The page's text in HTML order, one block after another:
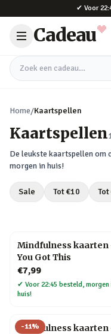
✔ Voor
Cadeau
Zoek een cadeau
Home/Kaartspellen
Kaartspellen
De leukste kaartspellenom
morgen in huis!
Sale Tot €10 Tot
Mindfulness kaarten
You Got This
€7,99
✔ Voor 22:45 besteld, morgen
huis!
-11%
Mindfulness kaarten